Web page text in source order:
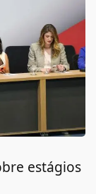
estágios